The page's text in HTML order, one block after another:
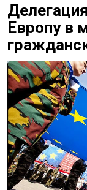
Европу в